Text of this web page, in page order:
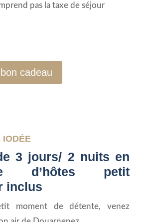
pas la taxe de séjour
cadeau
IODÉE
3 jours/ 2 nuits en
d’hôtes petit
inclus
moment de détente, venez